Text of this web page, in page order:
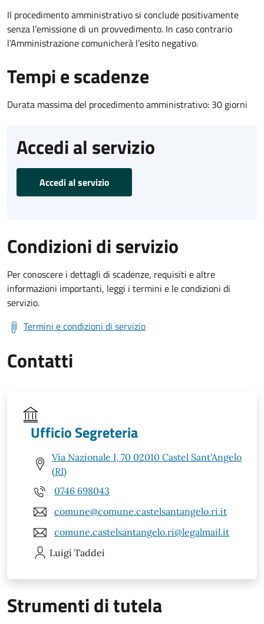
Il procedimento amministrativo si conclude positivamente
senza l’emissione di un provvedimento. In caso contrario
l’Amministrazione comunicherà l’esito negativo.
Tempi e scadenze
Durata massima del procedimento amministrativo: 30 giorni
Accedi al servizio
Accedi al servizio
Condizioni di servizio
Per conoscere i dettagli di scadenze, requisiti e altre
informazioni importanti, leggi i termini e le condizioni di
servizio.
Termini e condizioni di servizio
Contatti
Ufficio Segreteria
Via Nazionale I, 70 02010 Castel Sant'Angelo
(RI)
0746 698043
comune@comune.castelsantangelo.ri.it
comune.castelsantangelo.ri@legalmail.it
Luigi Taddei
Strumenti di tutela